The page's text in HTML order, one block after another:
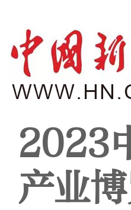
2023
产业